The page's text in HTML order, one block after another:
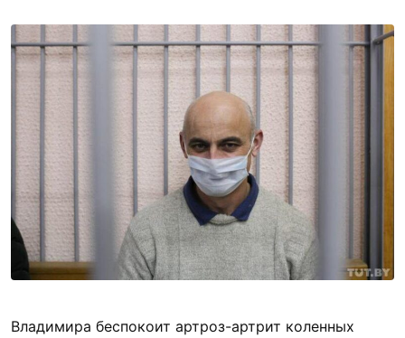
Владимира беспокоит артроз-артрит коленных